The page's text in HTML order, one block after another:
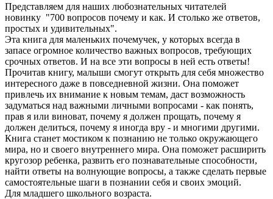
Представляем для наших любознательных читателей
новинку "700 вопросов почему и как. И столько же ответов,
простых и удивительных".
Эта книга для маленьких почемучек, у которых всегда в
запасе огромное количество важных вопросов, требующих
срочных ответов. И на все эти вопросы в ней есть ответы!
Прочитав книгу, малыши смогут открыть для себя множество
интересного даже в повседневной жизни. Она поможет
привлечь их внимание к новым темам, даст возможность
задуматься над важными личными вопросами - как понять,
прав я или виноват, почему я должен прощать, почему я
должен делиться, почему я иногда вру - и многими другими.
Книга станет мостиком к познанию не только окружающего
мира, но и своего внутреннего мира. Она поможет расширить
кругозор ребенка, развить его познавательные способности,
найти ответы на волнующие вопросы, а также сделать первые
самостоятельные шаги в познании себя и своих эмоций.
Для младшего школьного возраста.